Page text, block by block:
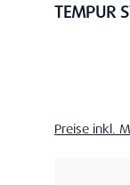
TEMPUR
Preise inkl.